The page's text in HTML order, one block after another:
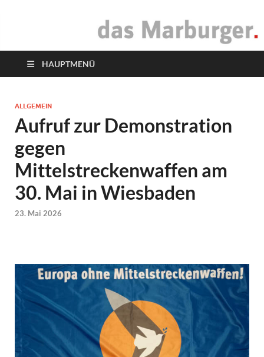
das Marburger.
HAUPTMENÜ
ALLGEMEIN
Aufruf zur Demonstration
gegen
Mittelstreckenwaffen am
30. Mai in Wiesbaden
23. Mai 2026